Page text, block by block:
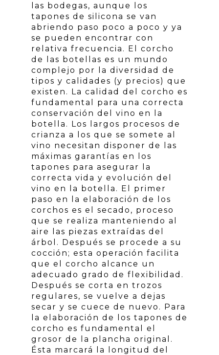
las bodegas, aunque los
tapones de silicona se van
abriendo paso poco a poco y ya
se pueden encontrar con
relativa frecuencia. El corcho
de las botellas es un mundo
complejo por la diversidad de
tipos y calidades (y precios) que
existen. La calidad del corcho es
fundamental para una correcta
conservación del vino en la
botella. Los largos procesos de
crianza a los que se somete al
vino necesitan disponer de las
máximas garantías en los
tapones para asegurar la
correcta vida y evolución del
vino en la botella. El primer
paso en la elaboración de los
corchos es el secado, proceso
que se realiza manteniendo al
aire las piezas extraídas del
árbol. Después se procede a su
cocción; esta operación facilita
que el corcho alcance un
adecuado grado de flexibilidad.
Después se corta en trozos
regulares, se vuelve a dejas
secar y se cuece de nuevo. Para
la elaboración de los tapones de
corcho es fundamental el
grosor de la plancha original.
Ésta marcará la longitud del